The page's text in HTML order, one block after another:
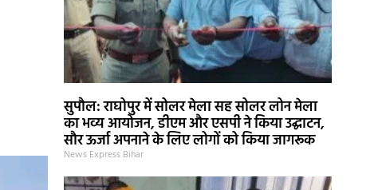
सुपौल: राघोपुर में सोलर मेला सह सोलर लोन मेला
का भव्य आयोजन, डीएम और एसपी ने किया उद्घाटन,
सौर ऊर्जा अपनाने के लिए लोगों को किया जागरूक
News Express Bihar